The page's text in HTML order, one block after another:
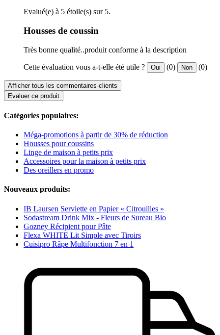
Evalué(e) à 5 étoile(s) sur 5.
Housses de coussin
Très bonne qualité..produit conforme à la description
Cette évaluation vous a-t-elle été utile ? Oui (0) Non (0)
Afficher tous les commentaires-clients
Evaluer ce produit
Catégories populaires:
Méga-promotions à partir de 30% de réduction
Housses pour coussins
Linge de maison à petits prix
Accessoires pour la maison à petits prix
Des oreillers en promo
Nouveaux produits:
IB Laursen Serviette en Papier « Citrouilles »
Sodastream Drink Mix - Fleurs de Sureau Bio
Gozney Récipient pour Pâte
Flexa WHITE Lit Simple avec Tiroirs
Cuisipro Râpe Multifonction 7 en 1